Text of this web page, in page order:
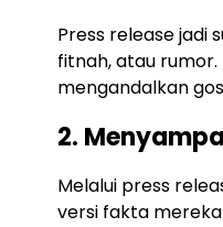
Press release jadi
fitnah, atau
mengandalkan
2.
Melalui press
versi fakta